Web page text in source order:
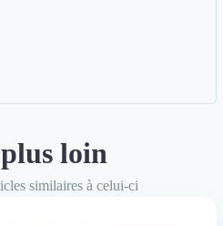
loin
similaires à celui-ci